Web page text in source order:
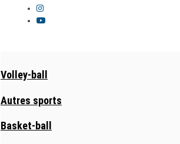
Volley-ball
Autres sports
Basket-ball